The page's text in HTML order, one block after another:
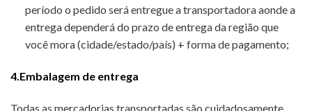
período o pedido será entregue a transportadora aonde a
entrega dependerá do prazo de entrega da região que
você mora (cidade/estado/país) + forma de pagamento;
4.Embalagem de entrega
Todas as mercadorias transportadas são cuidadosamente